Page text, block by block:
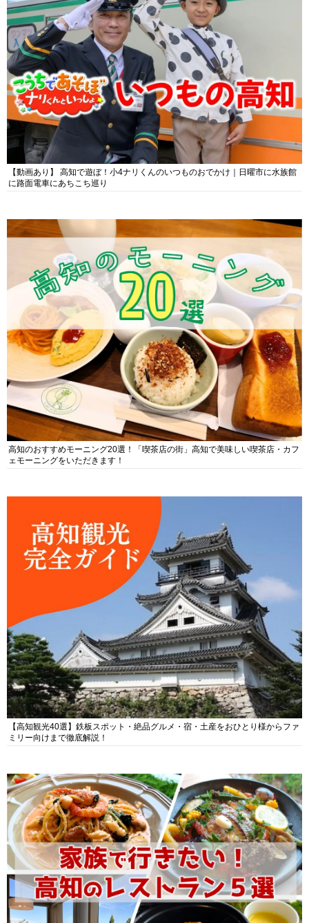
【動画あり】 高知で遊ぼ！小4ナリくんのいつものおでかけ｜日曜市に水族館
に路面電車にあちこち巡り
高知のおすすめモーニング20選！「喫茶店の街」高知で美味しい喫茶店・カフ
ェモーニングをいただきます！
【高知観光40選】鉄板スポット・絶品グルメ・宿・土産をおひとり様からファ
ミリー向けまで徹底解説！